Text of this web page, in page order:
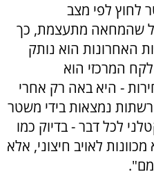
לחוץ לפי מצב
שהמחאה מתעצמת, כך
האחרונות הוא נותק
המרכזי הוא
- היא באה רק אחרי
נמצאות בידי משטר
לכל דבר - בדיוק כמו
לאויב חיצוני, אלא